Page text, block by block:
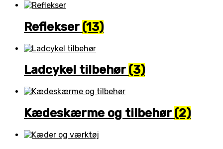
Reflekser (13)
Ladcykel tilbehør (3)
Kædeskærme og tilbehør (2)